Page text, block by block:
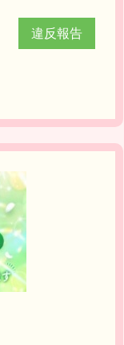
違反報告